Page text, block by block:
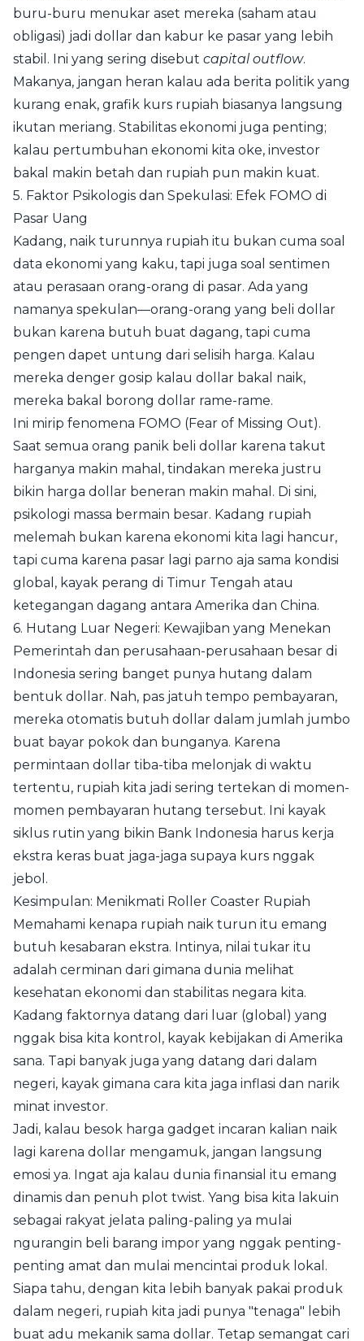
buru-buru menukar aset mereka (saham atau
obligasi) jadi dollar dan kabur ke pasar yang lebih
stabil. Ini yang sering disebut capital outflow.
Makanya, jangan heran kalau ada berita politik yang
kurang enak, grafik kurs rupiah biasanya langsung
ikutan meriang. Stabilitas ekonomi juga penting;
kalau pertumbuhan ekonomi kita oke, investor
bakal makin betah dan rupiah pun makin kuat.
5. Faktor Psikologis dan Spekulasi: Efek FOMO di
Pasar Uang
Kadang, naik turunnya rupiah itu bukan cuma soal
data ekonomi yang kaku, tapi juga soal sentimen
atau perasaan orang-orang di pasar. Ada yang
namanya spekulan—orang-orang yang beli dollar
bukan karena butuh buat dagang, tapi cuma
pengen dapet untung dari selisih harga. Kalau
mereka denger gosip kalau dollar bakal naik,
mereka bakal borong dollar rame-rame.
Ini mirip fenomena FOMO (Fear of Missing Out).
Saat semua orang panik beli dollar karena takut
harganya makin mahal, tindakan mereka justru
bikin harga dollar beneran makin mahal. Di sini,
psikologi massa bermain besar. Kadang rupiah
melemah bukan karena ekonomi kita lagi hancur,
tapi cuma karena pasar lagi parno aja sama kondisi
global, kayak perang di Timur Tengah atau
ketegangan dagang antara Amerika dan China.
6. Hutang Luar Negeri: Kewajiban yang Menekan
Pemerintah dan perusahaan-perusahaan besar di
Indonesia sering banget punya hutang dalam
bentuk dollar. Nah, pas jatuh tempo pembayaran,
mereka otomatis butuh dollar dalam jumlah jumbo
buat bayar pokok dan bunganya. Karena
permintaan dollar tiba-tiba melonjak di waktu
tertentu, rupiah kita jadi sering tertekan di momen-
momen pembayaran hutang tersebut. Ini kayak
siklus rutin yang bikin Bank Indonesia harus kerja
ekstra keras buat jaga-jaga supaya kurs nggak
jebol.
Kesimpulan: Menikmati Roller Coaster Rupiah
Memahami kenapa rupiah naik turun itu emang
butuh kesabaran ekstra. Intinya, nilai tukar itu
adalah cerminan dari gimana dunia melihat
kesehatan ekonomi dan stabilitas negara kita.
Kadang faktornya datang dari luar (global) yang
nggak bisa kita kontrol, kayak kebijakan di Amerika
sana. Tapi banyak juga yang datang dari dalam
negeri, kayak gimana cara kita jaga inflasi dan narik
minat investor.
Jadi, kalau besok harga gadget incaran kalian naik
lagi karena dollar mengamuk, jangan langsung
emosi ya. Ingat aja kalau dunia finansial itu emang
dinamis dan penuh plot twist. Yang bisa kita lakuin
sebagai rakyat jelata paling-paling ya mulai
ngurangin beli barang impor yang nggak penting-
penting amat dan mulai mencintai produk lokal.
Siapa tahu, dengan kita lebih banyak pakai produk
dalam negeri, rupiah kita jadi punya "tenaga" lebih
buat adu mekanik sama dollar. Tetap semangat cari